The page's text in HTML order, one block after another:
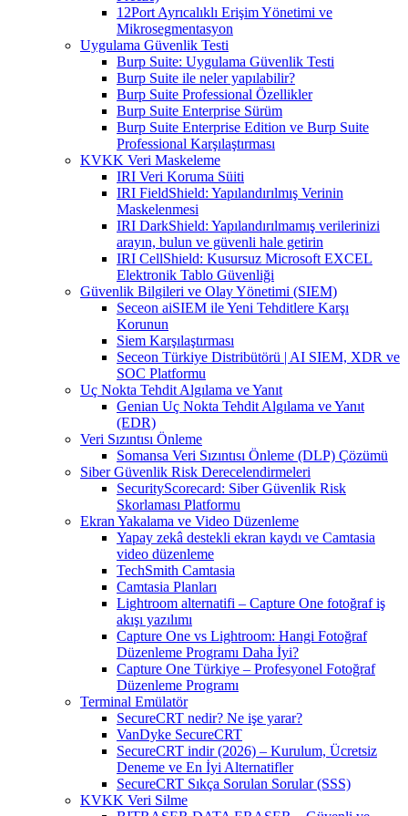
12Port Ayrıcalıklı Erişim Yönetimi ve
Mikrosegmentasyon
Uygulama Güvenlik Testi
Burp Suite: Uygulama Güvenlik Testi
Burp Suite ile neler yapılabilir?
Burp Suite Professional Özellikler
Burp Suite Enterprise Sürüm
Burp Suite Enterprise Edition ve Burp Suite
Professional Karşılaştırması
KVKK Veri Maskeleme
IRI Veri Koruma Süiti
IRI FieldShield: Yapılandırılmış Verinin
Maskelenmesi
IRI DarkShield: Yapılandırılmamış verilerinizi
arayın, bulun ve güvenli hale getirin
IRI CellShield: Kusursuz Microsoft EXCEL
Elektronik Tablo Güvenliği
Güvenlik Bilgileri ve Olay Yönetimi (SIEM)
Seceon aiSIEM ile Yeni Tehditlere Karşı
Korunun
Siem Karşılaştırması
Seceon Türkiye Distribütörü | AI SIEM, XDR ve
SOC Platformu
Uç Nokta Tehdit Algılama ve Yanıt
Genian Uç Nokta Tehdit Algılama ve Yanıt
(EDR)
Veri Sızıntısı Önleme
Somansa Veri Sızıntısı Önleme (DLP) Çözümü
Siber Güvenlik Risk Derecelendirmeleri
SecurityScorecard: Siber Güvenlik Risk
Skorlaması Platformu
Ekran Yakalama ve Video Düzenleme
Yapay zekâ destekli ekran kaydı ve Camtasia
video düzenleme
TechSmith Camtasia
Camtasia Planları
Lightroom alternatifi – Capture One fotoğraf iş
akışı yazılımı
Capture One vs Lightroom: Hangi Fotoğraf
Düzenleme Programı Daha İyi?
Capture One Türkiye – Profesyonel Fotoğraf
Düzenleme Programı
Terminal Emülatör
SecureCRT nedir? Ne işe yarar?
VanDyke SecureCRT
SecureCRT indir (2026) – Kurulum, Ücretsiz
Deneme ve En İyi Alternatifler
SecureCRT Sıkça Sorulan Sorular (SSS)
KVKK Veri Silme